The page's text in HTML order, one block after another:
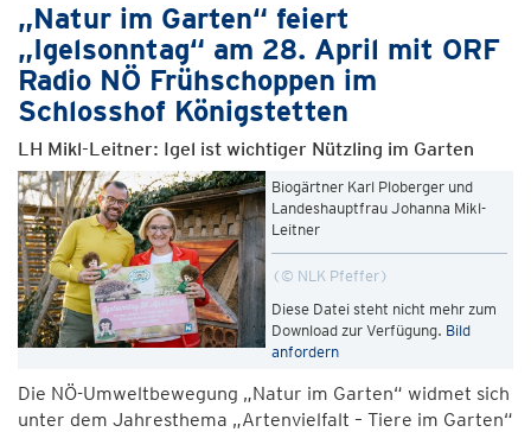
„Natur im Garten“ feiert
„Igelsonntag“ am 28. April mit ORF
Radio NÖ Frühschoppen im
Schlosshof Königstetten
LH Mikl-Leitner: Igel ist wichtiger Nützling im Garten
Biogärtner Karl Ploberger und
Landeshauptfrau Johanna Mikl-
Leitner
© NLK Pfeffer
Diese Datei steht nicht mehr zum
Download zur Verfügung. Bild
anfordern
Die NÖ-Umweltbewegung „Natur im Garten“ widmet sich
unter dem Jahresthema „Artenvielfalt – Tiere im Garten“